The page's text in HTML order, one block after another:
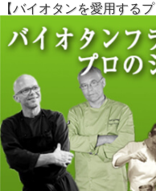
【バイオタンを愛用する